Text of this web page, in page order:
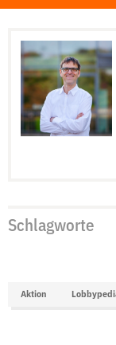
Schlagworte
Aktion